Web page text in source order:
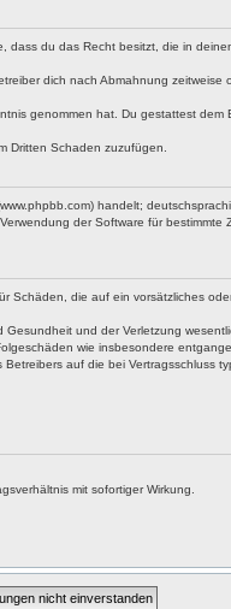
du das Recht besitzt, die in
dich nach Abmahnung
genommen hat. Du gestattest
Dritten Schaden zuzufügen.
handelt;
der Software für
die auf ein vorsätzliches
und der Verletzung
wie insbesondere
auf die bei Vertragsschluss
mit sofortiger Wirkung.